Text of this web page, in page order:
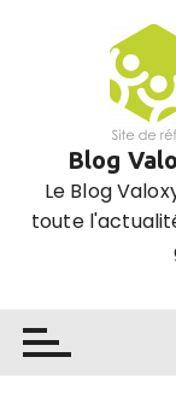
Blog
Le Blog
toute